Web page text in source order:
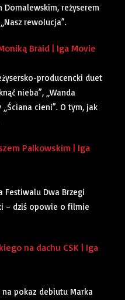
reżyserem
rewolucja”.
Braid | Iga Movie
producencki duet
nieba”, „Wanda
cieni”. O tym, jak
Palkowskim | Iga
Festiwalu Dwa Brzegi
– dziś opowie o filmie
na dachu CSK | Iga
pokaz debiutu Marka